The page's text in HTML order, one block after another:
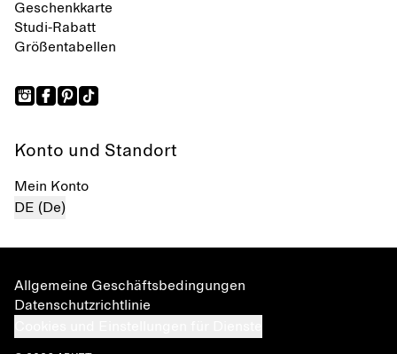
Geschenkkarte
Studi-Rabatt
Größentabellen
Konto und Standort
Mein Konto
DE (De)
Allgemeine Geschäftsbedingungen
Datenschutzrichtlinie